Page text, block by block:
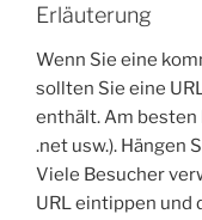
Erläuterung
Wenn Sie eine
sollten Sie eine
enthält. Am besten
.net usw.). Hängen
Viele Besucher
URL eintippen und